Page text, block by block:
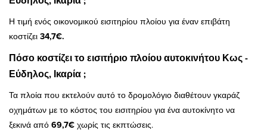
Η τιμή ενός οικονομικού εισιτηρίου πλοίου για έναν επιβάτη
κοστίζει 34,7€.
Πόσο κοστίζει το εισιτήριο πλοίου αυτοκινήτου Κως -
Εύδηλος, Ικαρία ;
Τα πλοία που εκτελούν αυτό το δρομολόγιο διαθέτουν γκαράζ
οχημάτων με το κόστος του εισιτηρίου για ένα αυτοκίνητο να
ξεκινά από 69,7€ χωρίς τις εκπτώσεις.